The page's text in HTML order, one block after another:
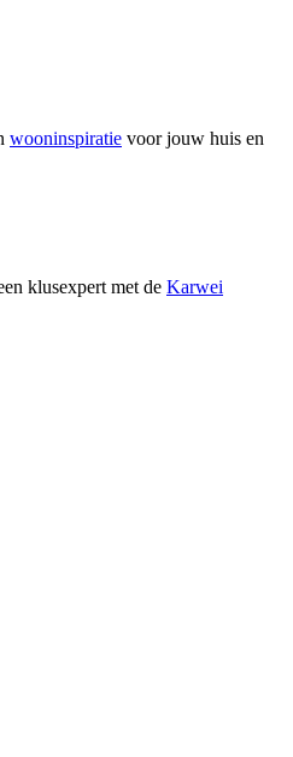
wooninspiratie voor jouw huis en
klusexpert met de Karwei